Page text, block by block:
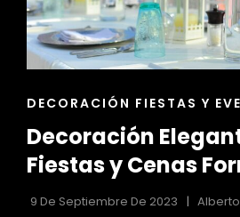
ENLACES
LAS
CATEGORÍAS
DECORACIÓN FIESTAS Y
Decoración
Fiestas y Cenas
9 De Septiembre De 2023